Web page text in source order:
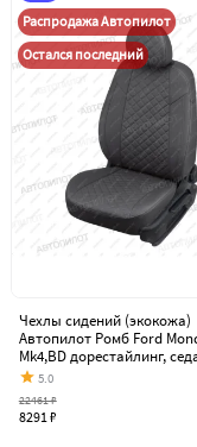
Распродажа Автопилот
Остался последний
Чехлы сидений (экокожа)
Автопилот Ромб Ford
Mk4,BD дорестайлинг,
2010)
5.0
8291 ₽
22461 ₽